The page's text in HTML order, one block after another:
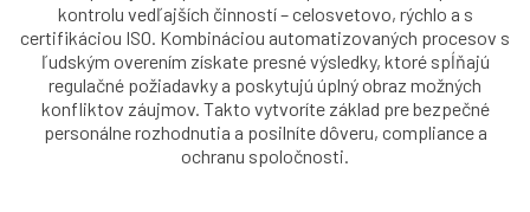
kontrolu vedľajších činností – celosvetovo, rýchlo a s
certifikáciou ISO. Kombináciou automatizovaných procesov s
ľudským overením získate presné výsledky, ktoré spĺňajú
regulačné požiadavky a poskytujú úplný obraz možných
konfliktov záujmov. Takto vytvoríte základ pre bezpečné
personálne rozhodnutia a posilníte dôveru, compliance a
ochranu spoločnosti.